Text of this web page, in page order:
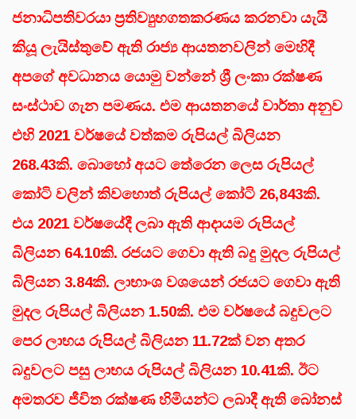
ජනාධිපතිවරයා ප්‍රතිව්‍යුහගතකරණය කරනවා යැයි
කියූ ලැයිස්තුවේ ඇති රාජ්‍ය ආයතනවලින් මෙහිදී
අපගේ අවධානය යොමු වන්නේ ශ්‍රී ලංකා රක්ෂණ
සංස්ථාව ගැන පමණය. එම ආයතනයේ වාර්තා අනුව
එහි 2021 වර්ෂයේ වත්කම රුපියල් බිලියන
268.43කි. බොහෝ අයට තේරෙන ලෙස රුපියල්
කෝටි වලින් කිවහොත් රුපියල් කෝටි 26,843කි.
එය 2021 වර්ෂයේදී ලබා ඇති ආදායම රුපියල්
බිලියන 64.10කි. රජයට ගෙවා ඇති බදු මුදල රුපියල්
බිලියන 3.84කි. ලාභාංශ වශයෙන් රජයට ගෙවා ඇති
මුදල රුපියල් බිලියන 1.50කි. එම වර්ෂයේ බදුවලට
පෙර ලාභය රුපියල් බිලියන 11.72ක් වන අතර
බදුවලට පසු ලාභය රුපියල් බිලියන 10.41කි. ඊට
අමතරව ජීවිත රක්ෂණ හිමියන්ට ලබාදී ඇති බෝනස්